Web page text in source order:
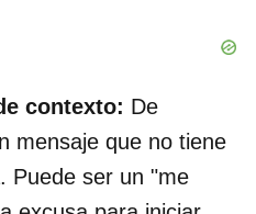
contexto: De
mensaje que no tiene
Puede ser un "me